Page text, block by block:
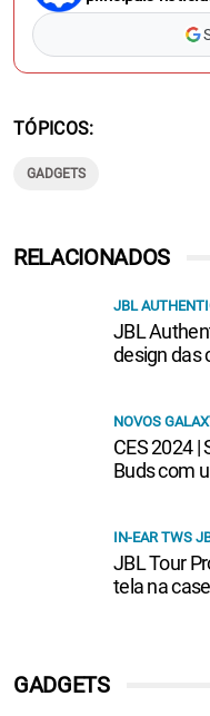
TÓPICOS
GADGETS
GADGETS
RELACIONADOS
JBL
JBL
design das
NOVOS
CES 2024
Buds com
IN-EAR TWS
JBL Tour
tela na case